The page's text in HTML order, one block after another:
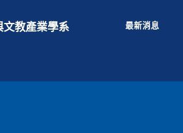
教產業學系 最新消息